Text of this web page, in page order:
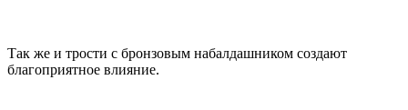
Так же и трости с бронзовым набалдашником создают
благоприятное влияние.